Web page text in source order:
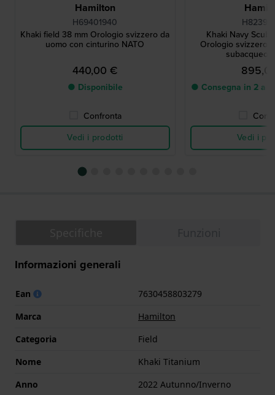
Hamilton
H69401940
Khaki field 38 mm Orologio svizzero da
uomo con cinturino NATO
440,00 €
● Disponibile
Confronta
Vedi i prodotti
Khaki Navy
Orologio svizzero
subacqueo
● Consegna in 2 a
Vedi i
Informazioni generali
Ean
7630458803279
Marca
Hamilton
Categoria
Field
Nome
Khaki Titanium
Anno
2022 Autunno/Inverno